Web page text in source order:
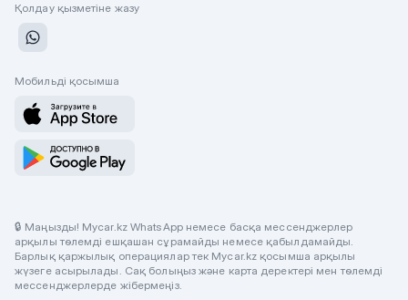
Қолдау қызметіне жазу
Мобильді қосымша
🔒 Маңызды! Mycar.kz WhatsApp немесе басқа мессенджерлер
арқылы төлемді ешқашан сұрамайды немесе қабылдамайды.
Барлық қаржылық операциялар тек Mycar.kz қосымша арқылы
жүзеге асырылады. Сақ болыңыз және карта деректері мен төлемді
мессенджерлерде жібермеңіз.